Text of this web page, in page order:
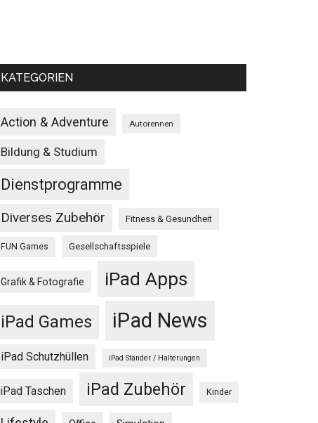
KATEGORIEN
Action & Adventure Autorennen
Bildung & Studium
Dienstprogramme
Diverses Zubehör Fitness & Gesundheit
FUN Games Gesellschaftsspiele
Grafik & Fotografie iPad Apps
iPad Games iPad News
iPad Schutzhüllen iPad Ständer / Halterungen
iPad Taschen iPad Zubehör Kinder